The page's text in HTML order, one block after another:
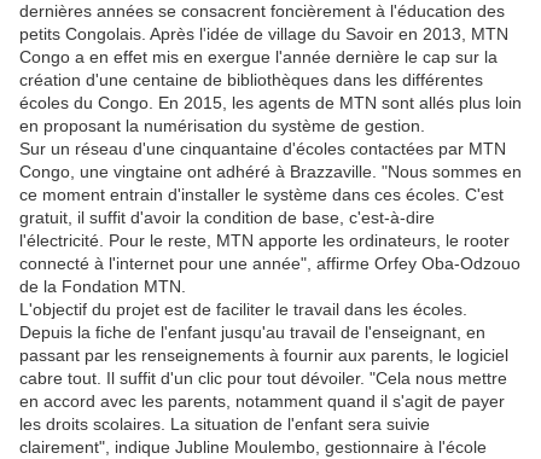
dernières années se consacrent foncièrement à l'éducation des
petits Congolais. Après l'idée de village du Savoir en 2013, MTN
Congo a en effet mis en exergue l'année dernière le cap sur la
création d'une centaine de bibliothèques dans les différentes
écoles du Congo. En 2015, les agents de MTN sont allés plus loin
en proposant la numérisation du système de gestion.
Sur un réseau d'une cinquantaine d'écoles contactées par MTN
Congo, une vingtaine ont adhéré à Brazzaville. "Nous sommes en
ce moment entrain d'installer le système dans ces écoles. C'est
gratuit, il suffit d'avoir la condition de base, c'est-à-dire
l'électricité. Pour le reste, MTN apporte les ordinateurs, le rooter
connecté à l'internet pour une année", affirme Orfey Oba-Odzouo
de la Fondation MTN.
L'objectif du projet est de faciliter le travail dans les écoles.
Depuis la fiche de l'enfant jusqu'au travail de l'enseignant, en
passant par les renseignements à fournir aux parents, le logiciel
cabre tout. Il suffit d'un clic pour tout dévoiler. "Cela nous mettre
en accord avec les parents, notamment quand il s'agit de payer
les droits scolaires. La situation de l'enfant sera suivie
clairement", indique Jubline Moulembo, gestionnaire à l'école